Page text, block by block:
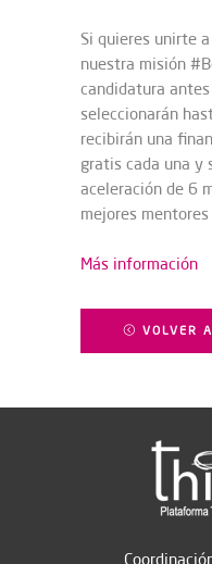
Si quieres unirte
nuestra misión
candidatura
seleccionarán
recibirán una
gratis cada una y
aceleración de 6
mejores
Más información
VOLVER